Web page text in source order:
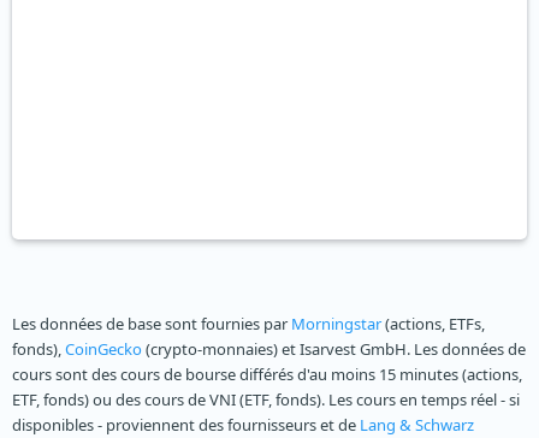
Les données de base sont fournies par Morningstar(actions, ETFs,
fonds),CoinGecko(crypto-monnaies) et Isarvest GmbH. Les données de
cours sont des cours de bourse différés d'au moins 15 minutes (actions,
ETF, fonds) ou des cours de VNI (ETF, fonds). Les cours en temps réel - si
disponibles - proviennent des fournisseurs et de Lang & Schwarz